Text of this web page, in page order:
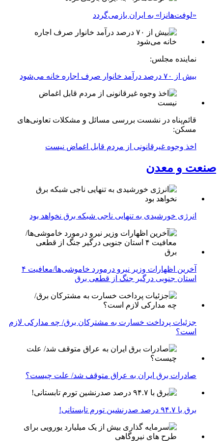
«لوفت‌هانزا» به ایران بازمی‌گردد
نماینده مجلس:
بیش از ۷۰ درصد درآمد خانوار صرف اجاره خانه می‌شود
قائم‌پناه در نشست بررسی مسائل و مشکلات تعاونی‌های
مسکن:
اخذ وجوه غیرقانونی از مردم قابل اغماض نیست
صنعت و معدن
انرژی خورشیدی به تنهایی ناجی شبکه برق نخواهد بود
آخرین اظهارات وزیر نیرو درمورد خاموشی‌ها/معافیت ۴
استان جنوبی درگیر جنگ از قطعی برق
جزئیات پرداخت خسارت به مشترکان برق/ چه مدارکی لازم
است؟
صادرات برق ایران به عراق متوقف شد/ علت چیست؟
برق با ۹۴.۷ درصد صدرنشین تورم تابستانی!